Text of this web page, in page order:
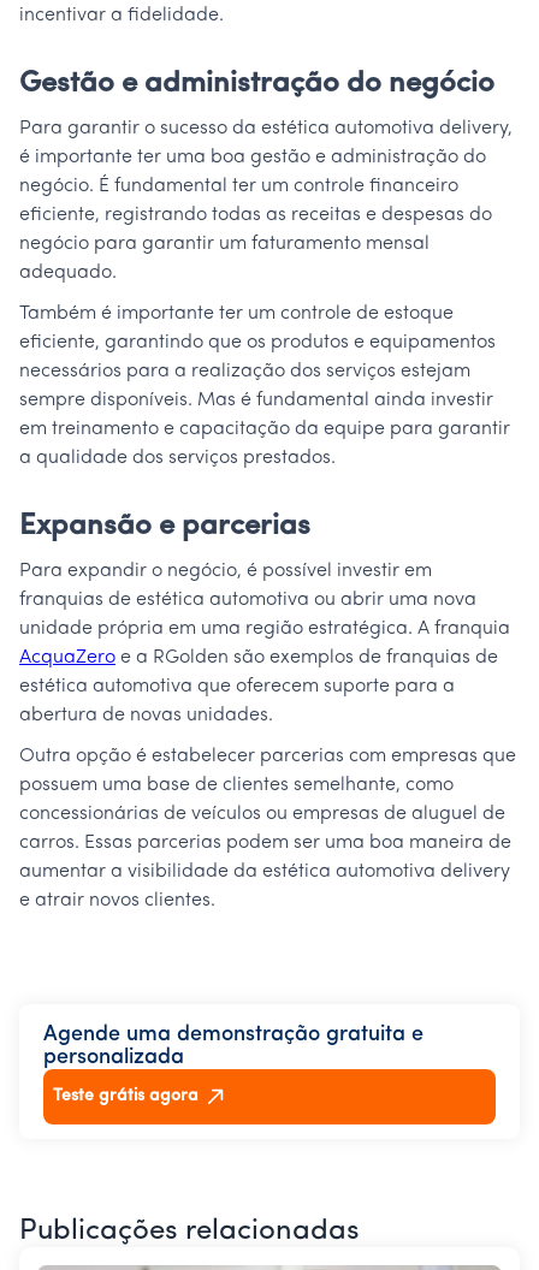
incentivar a fidelidade.
Gestão e administração do negócio
Para garantir o sucesso da estética automotiva delivery,
é importante ter uma boa gestão e administração do
negócio. É fundamental ter um controle financeiro
eficiente, registrando todas as receitas e despesas do
negócio para garantir um faturamento mensal
adequado.
Também é importante ter um controle de estoque
eficiente, garantindo que os produtos e equipamentos
necessários para a realização dos serviços estejam
sempre disponíveis. Mas é fundamental ainda investir
em treinamento e capacitação da equipe para garantir
a qualidade dos serviços prestados.
Expansão e parcerias
Para expandir o negócio, é possível investir em
franquias de estética automotiva ou abrir uma nova
unidade própria em uma região estratégica. A franquia
AcquaZero e a RGolden são exemplos de franquias de
estética automotiva que oferecem suporte para a
abertura de novas unidades.
Outra opção é estabelecer parcerias com empresas que
possuem uma base de clientes semelhante, como
concessionárias de veículos ou empresas de aluguel de
carros. Essas parcerias podem ser uma boa maneira de
aumentar a visibilidade da estética automotiva delivery
e atrair novos clientes.
Agende uma demonstração gratuita e
personalizada
Teste grátis agora
Publicações relacionadas